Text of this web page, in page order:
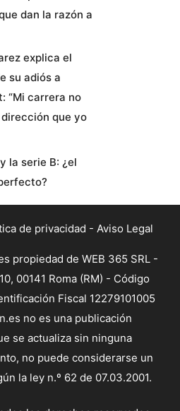
dan la razón a
explica el
su adiós a
“Mi carrera no
que yo
la serie B: ¿el
de privacidad - Aviso Legal
propiedad de WEB 365 SRL -
00141 Roma (RM) - Código
Fiscal 12279101005
no es una publicación
se actualiza sin ninguna
no puede considerarse un
la ley n.º 62 de 07.03.2001.